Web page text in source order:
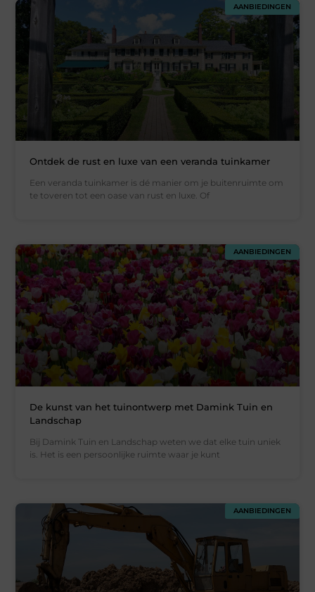
AANBIEDINGEN
Ontdek de rust en luxe van een veranda tuinkamer
Een veranda tuinkamer is dé manier om je buitenruimte om
te toveren tot een oase van rust en luxe. Of
AANBIEDINGEN
De kunst van het tuinontwerp met Damink Tuin en
Landschap
Bij Damink Tuin en Landschap weten we dat elke tuin uniek
is. Het is een persoonlijke ruimte waar je kunt
AANBIEDINGEN